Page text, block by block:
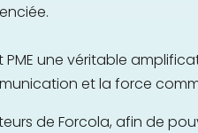
PME une véritable
et la force
de Forcola, afin de